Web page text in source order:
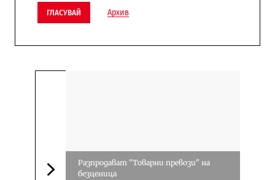
ГЛАСУВАЙ Архив
Разпродават "Товарни превози" на
безценица